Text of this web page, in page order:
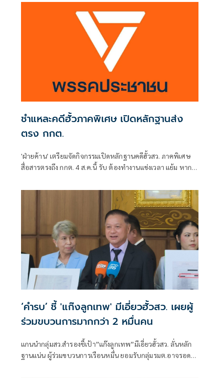
ชำแหละคดีฮั้วภาคพิเศษ เปิดหลักฐานส่ง
ตรง กกต.
'ฝ่ายค้าน' เตรียมจัดกิจกรรมเปิดหลักฐานคดีฮั้วสว. ภาคพิเศษ
สื่อสารตรงถึง กกต. 4 ส.ค.นี้ รับ ต้องทำงานแข่งเวลา แย้ม หาก
การปฏิบัติหน้าที่หรือไม่
‘คำรบ’ ชี้ 'แก๊งลูกเทพ' มีเอี่ยวฮั้วสว. เผยผู้
ร่วมขบวนการมากกว่า 2 หมื่นคน
แกนนำกลุ่มสว.สำรองชี้เป้า”แก๊งลูกเทพ”มีเอี่ยวฮั้วสว. ลั่นหลัก
ฐานแน่น ผู้ร่วมขบวนการเรือนหมื่น ยอมรับกลุ่มรมต.อาจรอด